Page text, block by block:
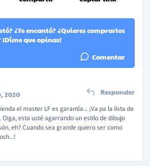
¿Te encantó? ¿Quieres comprarlos
¡Díme que opinas!
Comentar
2020
el master LF es garantía... ¡Va pa la lista de
Oiga, esta usté agarrando un estilo de dibujo
eh? Cuando sea grande quiero ser como
Responder